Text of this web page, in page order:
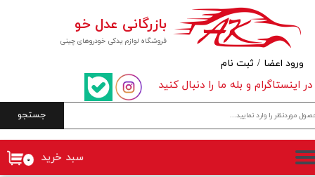
فروشگاه لوازم یدکی خودروهای چینی
بازرگانی عدل خو
جستجو
۰ سبد خرید
در اینستاگرام و بله ما را دنبال کنید
ورود اعضا / ثبت نام
حساب کاربری من
تغییر گذر واژه
سفارشات
خروج از حساب کاربری